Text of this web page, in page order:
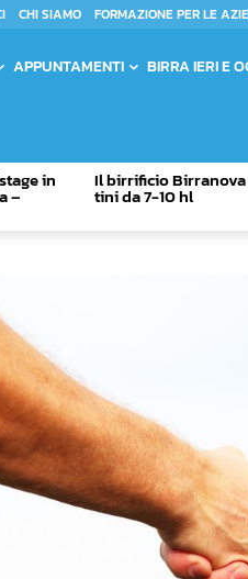
CHI SIAMO FORMAZIONE PER LE
APPUNTAMENTI BIRRA IERI E
in
–
Il birrificio
tini da 7-10 hl